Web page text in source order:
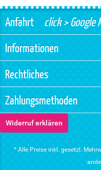
Anfahrtclick > Google
Informationen
Rechtliches
Zahlungsmethoden
Widerruf erklären
* Alle Preise inkl. gesetzl.